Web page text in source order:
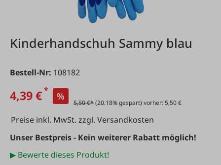
Kinderhandschuh Sammy blau
Bestell-Nr: 108182
4,39 €* %
5,50 €*(20.18% gespart) vorher: 5,50 €
Preise inkl. MwSt. zzgl. Versandkosten
Unser Bestpreis - Kein weiterer Rabatt möglich!
▶ Bewerte dieses Produkt!